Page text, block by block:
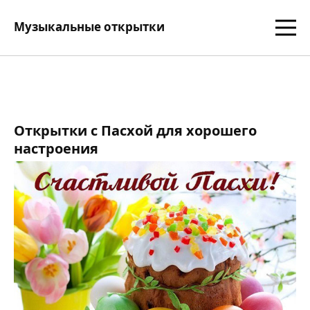
Музыкальные открытки
Открытки с Пасхой для хорошего
настроения